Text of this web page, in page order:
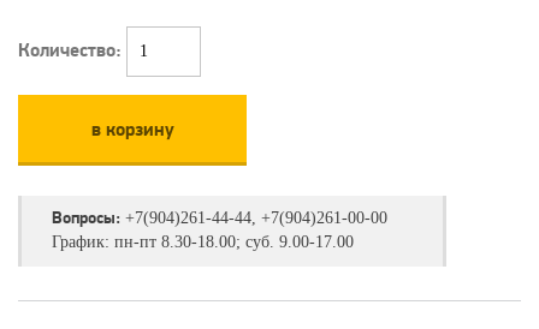
Количество:
в корзину
Вопросы: +7(904)261-44-44, +7(904)261-00-00
График: пн-пт 8.30-18.00; суб. 9.00-17.00